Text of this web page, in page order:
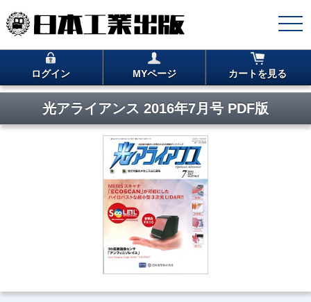
ログイン MYページ カートを見る
光アライアンス 2016年7月号 PDF版